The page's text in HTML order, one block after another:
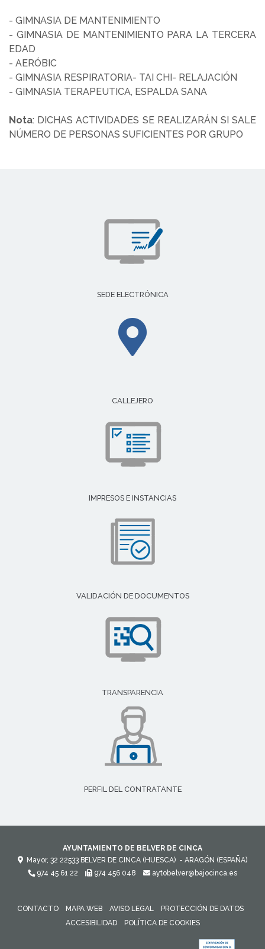
- GIMNASIA DE MANTENIMIENTO
- GIMNASIA DE MANTENIMIENTO PARA LA TERCERA
EDAD
- AERÓBIC
- GIMNASIA RESPIRATORIA- TAI CHI- RELAJACIÓN
- GIMNASIA TERAPEUTICA, ESPALDA SANA
Nota: DICHAS ACTIVIDADES SE REALIZARÁN SI SALE
NÚMERO DE PERSONAS SUFICIENTES POR GRUPO
SEDE ELECTRÓNICA
CALLEJERO
IMPRESOS E INSTANCIAS
VALIDACIÓN DE DOCUMENTOS
TRANSPARENCIA
PERFIL DEL CONTRATANTE
AYUNTAMIENTO DE BELVER DE CINCA
Mayor, 32 22533 BELVER DE CINCA (HUESCA) - ARAGÓN (ESPAÑA)
974 45 61 22
974 456 048 aytobelver@bajocinca.es
CONTACTO MAPA WEB AVISO LEGAL
PROTECCIÓN DE DATOS
ACCESIBILIDAD
POLÍTICA DE COOKIES